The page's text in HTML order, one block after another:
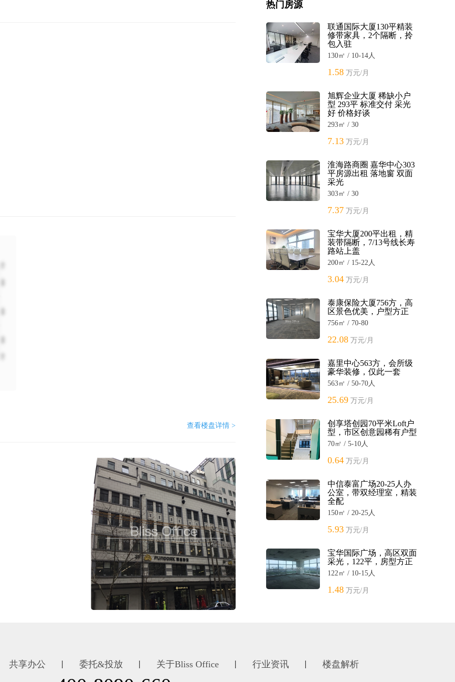
查看楼盘详情 >
热门房源
联通国际大厦130平精装
修带家具，2个隔断，拎
包入驻
130㎡ / 10-14人
1.58 万元/月
旭辉企业大厦 稀缺小户
型 293平 标准交付 采光
好 价格好谈
293㎡ / 30
7.13 万元/月
淮海路商圈 嘉华中心303
平房源出租 落地窗 双面
采光
303㎡ / 30
7.37 万元/月
宝华大厦200平出租，精
装带隔断，7/13号线长寿
路站上盖
200㎡ / 15-22人
3.04 万元/月
泰康保险大厦756方，高
区景色优美，户型方正
756㎡ / 70-80
22.08 万元/月
嘉里中心563方，会所级
豪华装修，仅此一套
563㎡ / 50-70人
25.69 万元/月
创享塔创园70平米Loft户
型，市区创意园稀有户型
70㎡ / 5-10人
0.64 万元/月
中信泰富广场20-25人办
公室，带双经理室，精装
全配
150㎡ / 20-25人
5.93 万元/月
宝华国际广场，高区双面
采光，122平，房型方正
122㎡ / 10-15人
1.48 万元/月
共享办公 委托&投放 关于Bliss Office 行业资讯 楼盘解析